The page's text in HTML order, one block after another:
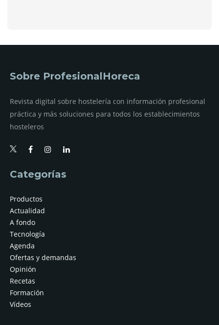
Sobre ProfesionalHoreca
Revista digital sobre hostelería con información profesional
práctica y más soluciones para todos los establecimientos
hosteleros
Categorías
Productos
Actualidad
A fondo
Tecnología
Agenda
Ofertas y demandas
Opinión
Recetas
Formación
Vídeos